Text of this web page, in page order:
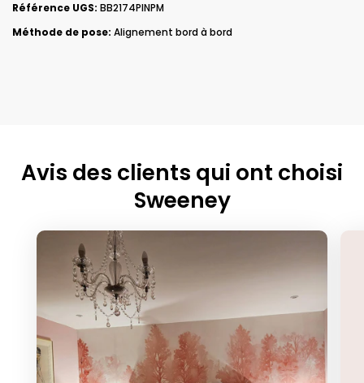
Référence UGS: BB2174PINPM
Méthode de pose: Alignement bord à bord
Avis des clients qui ont choisi
Sweeney